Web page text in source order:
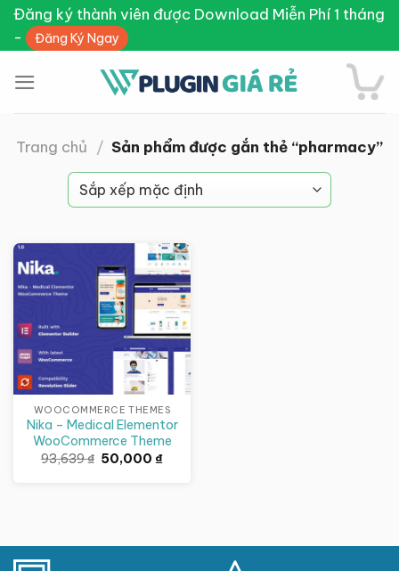
Skip
content
Đăng ký thành viên được Download Miễn Phí 1 tháng
-
Đăng Ký Ngay
Trang chủ / Sản phẩm được gắn thẻ “pharmacy”
WOOCOMMERCE THEMES
Nika – Medical Elementor
WooCommerce Theme
93,639₫ Giá
gốc
50,000₫Giá